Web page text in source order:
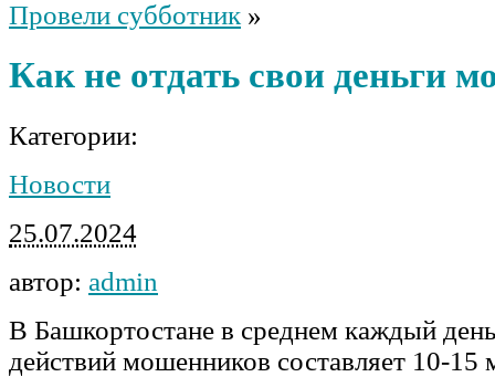
Провели субботник »
Как не отдать свои деньги
Категории:
Новости
25.07.2024
автор: admin
В Башкортостане в среднем каждый
действий мошенников составляет 10-15